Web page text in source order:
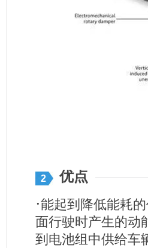
2 优点
·能起到降低能耗
面行驶时产生的动
到电池组中供给车